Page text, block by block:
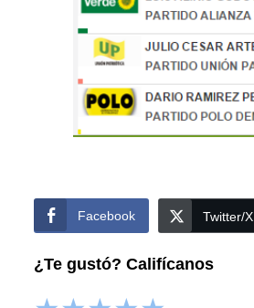
Facebook Twitter/X
¿Te gustó? Califícanos